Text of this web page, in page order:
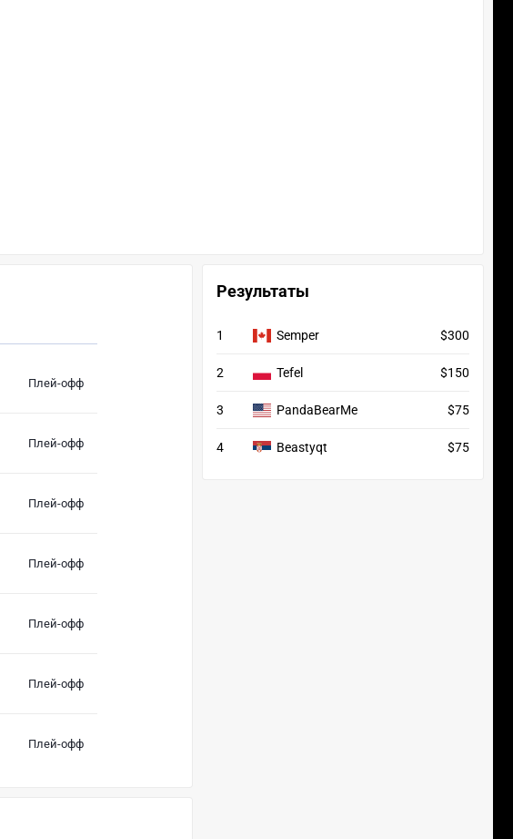
Плей-офф
Плей-офф
Плей-офф
Плей-офф
Плей-офф
Плей-офф
Плей-офф
Результаты
1 Semper $300
2 Tefel $150
3 PandaBearMe $75
4 Beastyqt $75